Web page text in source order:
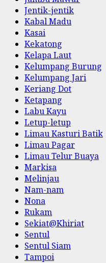
Jentik-jentik
Kabal Madu
Kasai
Kekatong
Kelapa Laut
Kelumpang Burung
Kelumpang Jari
Keriang Dot
Ketapang
Labu Kayu
Letup-letup
Limau Kasturi Batik
Limau Pagar
Limau Telur Buaya
Markisa
Melinjau
Nam-nam
Nona
Rukam
Sekiat@Khiriat
Sentul
Sentul Siam
Tampoi